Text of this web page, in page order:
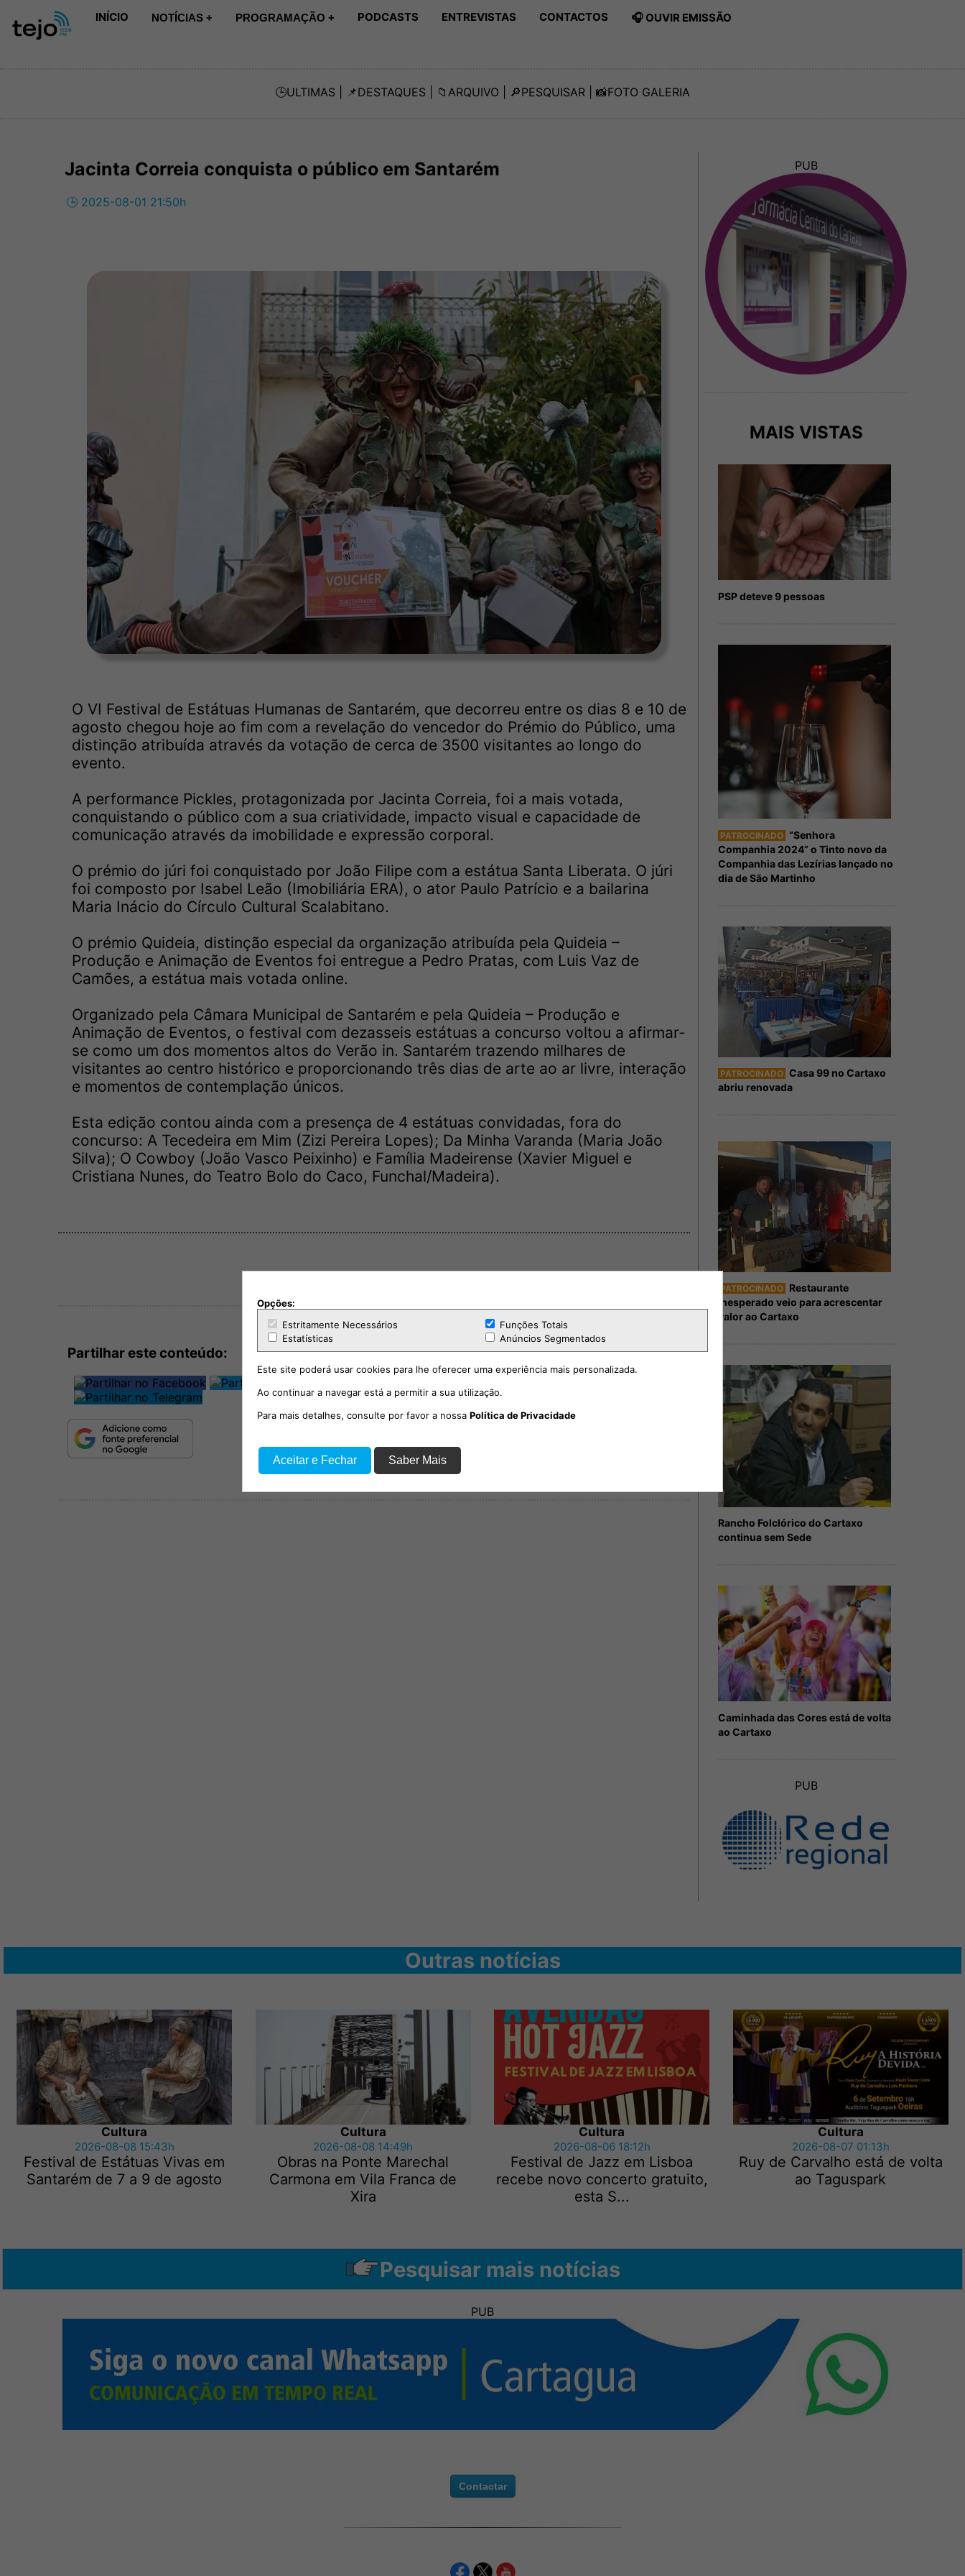
INÍCIO NOTÍCIAS + PROGRAMAÇÃO + PODCASTS ENTREVISTAS CONTACTOS 🎧 OUVIR EMISSÃO
🕒ULTIMAS | 📌DESTAQUES | 📁 ARQUIVO | 🔎PESQUISAR | 📸FOTO GALERIA
Jacinta Correia conquista o público em Santarém
🕒 2025-08-01 21:50h
O VI Festival de Estátuas Humanas de Santarém, que decorreu entre os dias 8 e 10 de
agosto chegou hoje ao fim com a revelação do vencedor do Prémio do Público, uma
distinção atribuída através da votação de cerca de 3500 visitantes ao longo do
evento.
A performance Pickles, protagonizada por Jacinta Correia, foi a mais votada,
conquistando o público com a sua criatividade, impacto visual e capacidade de
comunicação através da imobilidade e expressão corporal.
O prémio do júri foi conquistado por João Filipe com a estátua Santa Liberata. O júri
foi composto por Isabel Leão (Imobiliária ERA), o ator Paulo Patrício e a bailarina
Maria Inácio do Círculo Cultural Scalabitano.
O prémio Quideia, distinção especial da organização atribuída pela Quideia –
Produção e Animação de Eventos foi entregue a Pedro Pratas, com Luis Vaz de
Camões, a estátua mais votada online.
Organizado pela Câmara Municipal de Santarém e pela Quideia – Produção e
Animação de Eventos, o festival com dezasseis estátuas a concurso voltou a afirmar-
se como um dos momentos altos do Verão in. Santarém trazendo milhares de
visitantes ao centro histórico e proporcionando três dias de arte ao ar livre, interação
e momentos de contemplação únicos.
Esta edição contou ainda com a presença de 4 estátuas convidadas, fora do
concurso: A Tecedeira em Mim (Zizi Pereira Lopes); Da Minha Varanda (Maria João
Silva); O Cowboy (João Vasco Peixinho) e Família Madeirense (Xavier Miguel e
Cristiana Nunes, do Teatro Bolo do Caco, Funchal/Madeira).
Partilhar este conteúdo:
PUB
MAIS VISTAS
PSP deteve 9 pessoas
PATROCINADO “Senhora
Companhia 2024” o Tinto novo da
Companhia das Lezírias lançado no
dia de São Martinho
PATROCINADO Casa 99 no Cartaxo
abriu renovada
PATROCINADO Restaurante
Inesperado veio para acrescentar
valor ao Cartaxo
Rancho Folclórico do Cartaxo
continua sem Sede
Caminhada das Cores está de volta
ao Cartaxo
PUB
Outras notícias
Cultura
2026-08-08 15:43h
Festival de Estátuas Vivas em
Santarém de 7 a 9 de agosto
Cultura
2026-08-08 14:49h
Obras na Ponte Marechal
Carmona em Vila Franca de
Xira
Cultura
2026-08-06 18:12h
Festival de Jazz em Lisboa
recebe novo concerto gratuito,
esta S...
Cultura
2026-08-07 01:13h
Ruy de Carvalho está de volta
ao Taguspark
Pesquisar mais notícias
PUB
Contactar
Opções:
Estritamente Necessários
Funções Totais
Estatísticas
Anúncios Segmentados
Este site poderá usar cookies para lhe oferecer uma experiência mais personalizada.
Ao continuar a navegar está a permitir a sua utilização.
Para mais detalhes, consulte por favor a nossa Política de Privacidade
Aceitar e Fechar Saber Mais